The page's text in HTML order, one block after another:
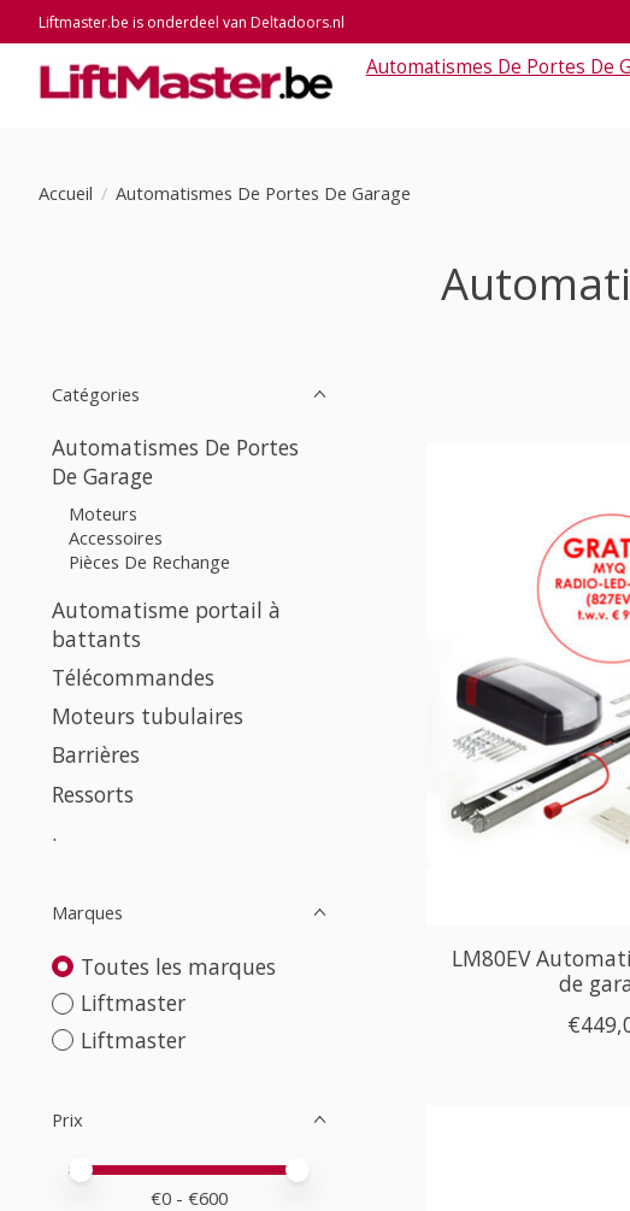
Liftmaster.be is onderdeel van Deltadoors.nl
Automatismes De Portes De
Accueil / Automatismes De Portes De Garage
Catégories
Automatismes De Portes
De Garage
Moteurs
Accessoires
Pièces De Rechange
Automatisme portail à
battants
Télécommandes
Moteurs tubulaires
Barrières
Ressorts
.
Marques
Toutes les marques
Liftmaster
Liftmaster
Prix
Prix minimum
Price maximum value
€0 - €600
LM80EV
de